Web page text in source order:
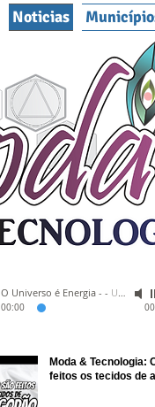
Noticias
Moda & Tecnologia:
feitos os tecidos de
O Universo é Energia - - Unknown Artist
00:00